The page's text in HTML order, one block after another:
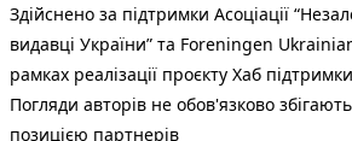
Здійснено за підтримки Асоціації
видавці України” та Foreningen
рамках реалізації проєкту Хаб
Погляди авторів не обов'язково
позицією партнерів